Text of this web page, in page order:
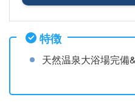
特徴
天然温泉大浴場完備